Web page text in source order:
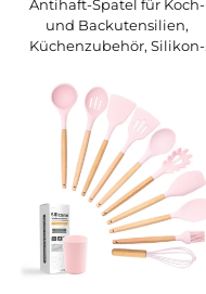
Antihaft-Spatel für Koch-
und Backutensilien,
Küchenzubehör, Silikon-
individueller Schaber,
Küchenartikel